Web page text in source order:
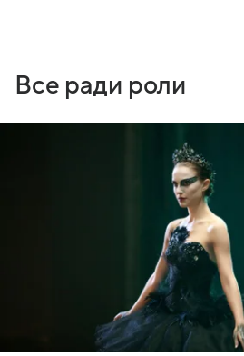
Все ради роли